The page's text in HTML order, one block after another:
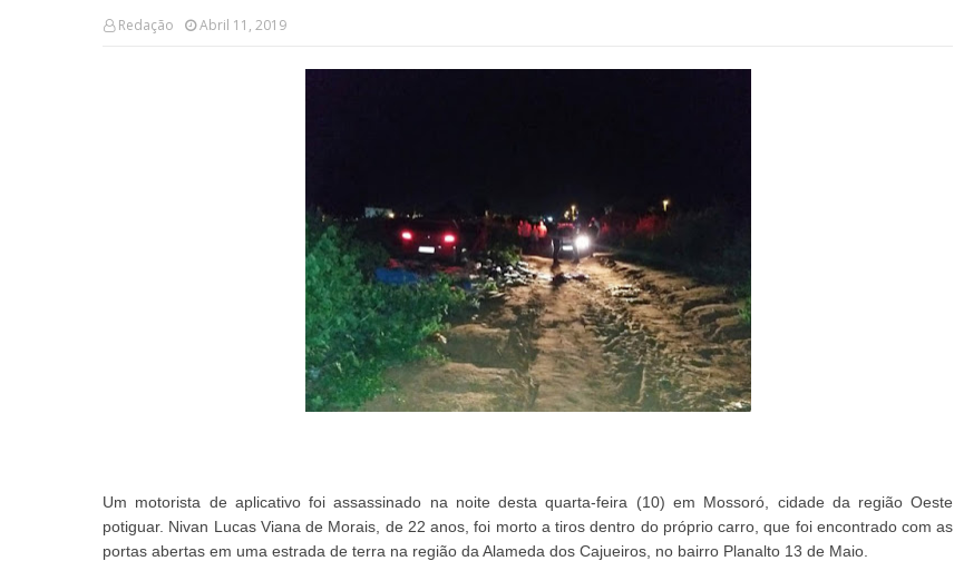
Redação Abril 11, 2019
Um motorista de aplicativo foi assassinado na noite desta quarta-feira (10) em Mossoró, cidade da região Oeste
potiguar. Nivan Lucas Viana de Morais, de 22 anos, foi morto a tiros dentro do próprio carro, que foi encontrado com as
portas abertas em uma estrada de terra na região da Alameda dos Cajueiros, no bairro Planalto 13 de Maio.